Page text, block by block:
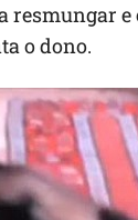
resmungar e
o dono.